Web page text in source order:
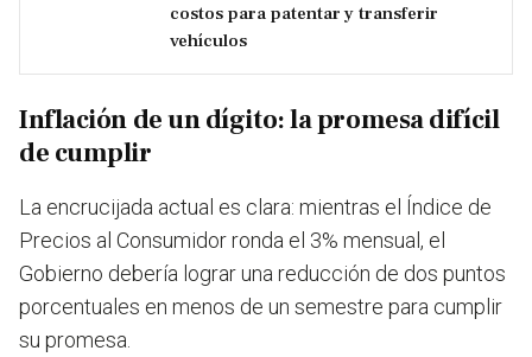
costos para patentar y transferir
vehículos
Inflación de un dígito: la promesa difícil
de cumplir
La encrucijada actual es clara: mientras el Índice de
Precios al Consumidor ronda el 3% mensual, el
Gobierno debería lograr una reducción de dos puntos
porcentuales en menos de un semestre para cumplir
su promesa.